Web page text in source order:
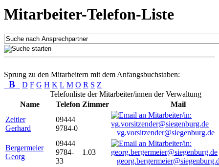
Mitarbeiter-Telefon-Liste
Sprung zu den Mitarbeitern mit dem Anfangsbuchstaben:
B D F G H K L M O R S Z
Telefonliste der Mitarbeiter/innen der Verwaltung
Name
Telefon Zimmer
Mail
Zeitler
Gerhard
09444
9784-0
vg.vorsitzender@siegenburg.de
Bergermeier
Georg
09444
9784-
33
1.03